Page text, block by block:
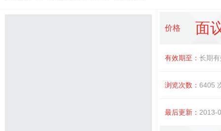
价格 面
有效期至： 长期
浏览次数： 6405
最后更新： 2013-